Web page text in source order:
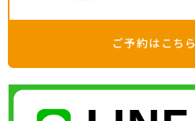
ご予約はこちら